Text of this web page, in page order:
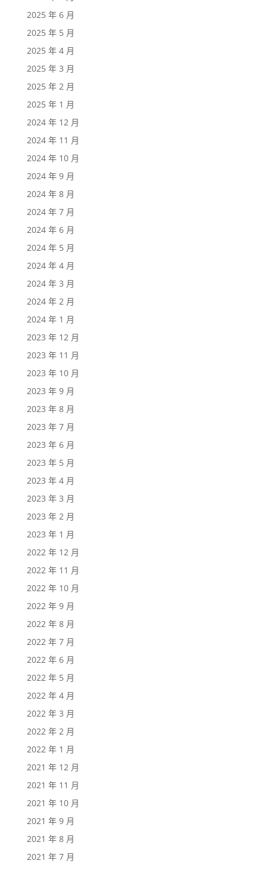
2025 年 6 月
2025 年 5 月
2025 年 4 月
2025 年 3 月
2025 年 2 月
2025 年 1 月
2024 年 12 月
2024 年 11 月
2024 年 10 月
2024 年 9 月
2024 年 8 月
2024 年 7 月
2024 年 6 月
2024 年 5 月
2024 年 4 月
2024 年 3 月
2024 年 2 月
2024 年 1 月
2023 年 12 月
2023 年 11 月
2023 年 10 月
2023 年 9 月
2023 年 8 月
2023 年 7 月
2023 年 6 月
2023 年 5 月
2023 年 4 月
2023 年 3 月
2023 年 2 月
2023 年 1 月
2022 年 12 月
2022 年 11 月
2022 年 10 月
2022 年 9 月
2022 年 8 月
2022 年 7 月
2022 年 6 月
2022 年 5 月
2022 年 4 月
2022 年 3 月
2022 年 2 月
2022 年 1 月
2021 年 12 月
2021 年 11 月
2021 年 10 月
2021 年 9 月
2021 年 8 月
2021 年 7 月